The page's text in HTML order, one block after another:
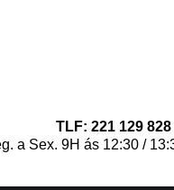
TLF: 221 129 828
a Sex. 9H ás 12:30 /